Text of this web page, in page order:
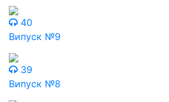
40
Випуск №9
39
Випуск №8